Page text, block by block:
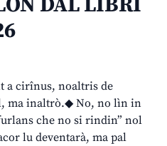
a cirînus, noaltris de
ma inaltrò.◆ No, no lìn in
che no si rindin” nol
lu deventarà, ma pal